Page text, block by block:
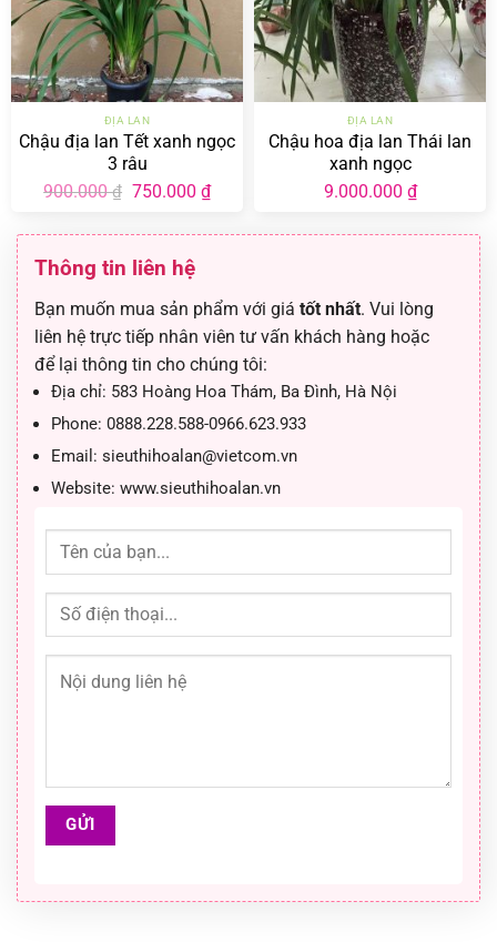
ĐỊA LAN
Chậu địa lan Tết xanh ngọc
3 râu
900.000₫ Giá
900.000 ₫.
750.000 ₫Giá
hiện
là:
ĐỊA LAN
Chậu hoa địa lan Thái lan
xanh ngọc
9.000.000 ₫
Thông tin liên hệ
Bạn muốn mua sản phẩm với giá tốt nhất. Vui lòng
liên hệ trực tiếp nhân viên tư vấn khách hàng hoặc
để lại thông tin cho chúng tôi:
Địa chỉ: 583 Hoàng Hoa Thám, Ba Đình, Hà Nội
Phone: 0888.228.588-0966.623.933
Email: sieuthihoalan@vietcom.vn
Website: www.sieuthihoalan.vn